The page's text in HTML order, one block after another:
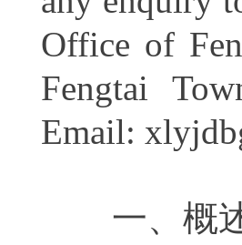
Office of
Fengtai
Email:
一、概